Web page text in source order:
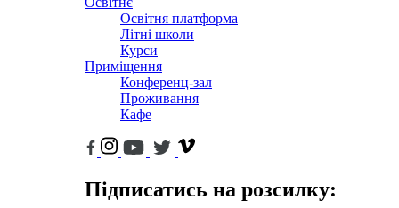
Освітня платформа
Літні школи
Курси
Приміщення
Конференц-зал
Проживання
Кафе
Підписатись на розсилку: